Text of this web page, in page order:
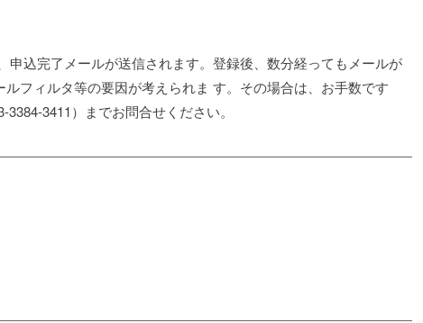
申込完了メールが送信されます。登録後、数分経ってもメールが
フィルタ等の要因が考えられま す。その場合は、お手数です
3384-3411）までお問合せください。